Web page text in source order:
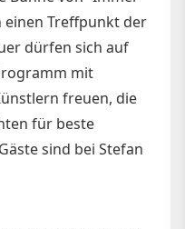
einen Treffpunkt der
dürfen sich auf
mit
freuen, die
für beste
sind bei Stefan